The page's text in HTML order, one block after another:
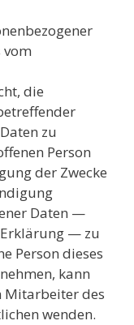
vom
die
zu
Person
der Zwecke
Daten —
— zu
Person dieses
kann
Mitarbeiter des
wenden.